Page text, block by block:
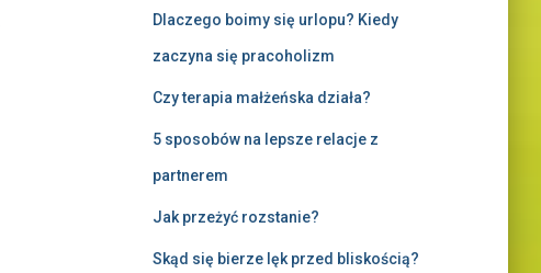
Dlaczego boimy się urlopu? Kiedy
zaczyna się pracoholizm
Czy terapia małżeńska działa?
5 sposobów na lepsze relacje z
partnerem
Jak przeżyć rozstanie?
Skąd się bierze lęk przed bliskością?